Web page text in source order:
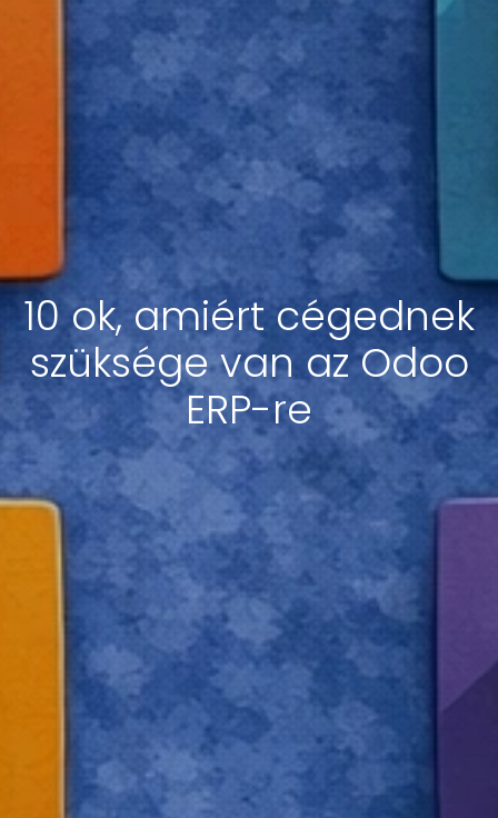
10 ok, amiért cégednek
szüksége van az Odoo
ERP-re